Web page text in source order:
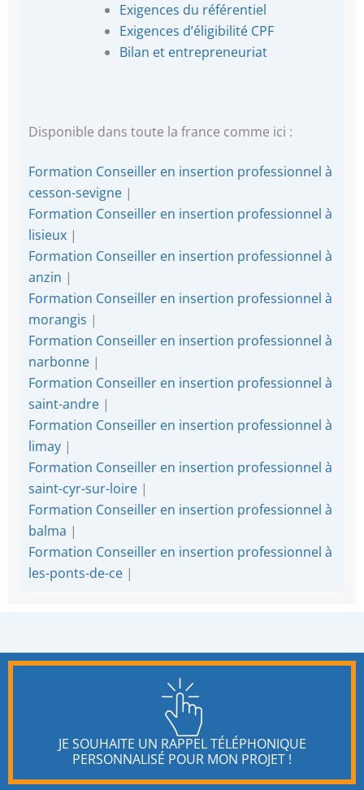
Exigences du référentiel
Exigences d’éligibilité CPF
Bilan et entrepreneuriat
Disponible dans toute la france comme ici :
Formation Conseiller en insertion professionnel à
cesson-sevigne |
Formation Conseiller en insertion professionnel à
lisieux |
Formation Conseiller en insertion professionnel à
anzin |
Formation Conseiller en insertion professionnel à
morangis |
Formation Conseiller en insertion professionnel à
narbonne |
Formation Conseiller en insertion professionnel à
saint-andre |
Formation Conseiller en insertion professionnel à
limay |
Formation Conseiller en insertion professionnel à
saint-cyr-sur-loire |
Formation Conseiller en insertion professionnel à
balma |
Formation Conseiller en insertion professionnel à
les-ponts-de-ce |
JE SOUHAITE UN RAPPEL TÉLÉPHONIQUE
PERSONNALISÉ POUR MON PROJET !